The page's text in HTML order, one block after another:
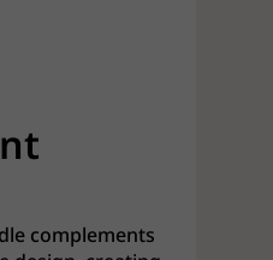
complements